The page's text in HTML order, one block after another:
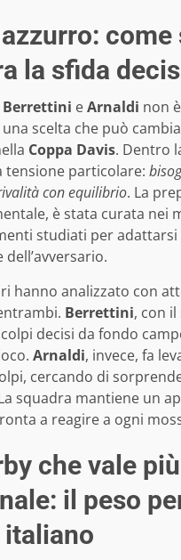
come
la sfida
Berrettini eArnaldi non
scelta che può
Coppa Davis. Dentro
tensione particolare:
con equilibrio. La
è stata curata nei
studiati per adattarsi
hanno analizzato con
Berrettini, con
decisi da fondo
Arnaldi, invece, fa
cercando di
squadra mantiene un
a reagire a ogni
che vale
il peso